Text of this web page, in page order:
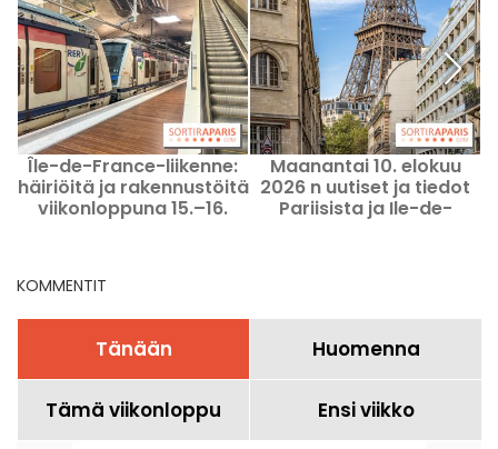
Île-de-France-liikenne:
häiriöitä ja rakennustöitä
viikonloppuna 15.–16.
Maanantai 10. elokuu
2026 n uutiset ja tiedot
Pariisista ja Ile-de-
KOMMENTIT
Tänään Huomenna
Tämä viikonloppu Ensi viikko